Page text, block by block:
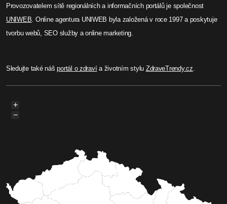
Provozovatelem sítě regionálních a informačních portálů je společnost
UNIWEB . Online agentura UNIWEB byla založená v roce 1997 a poskytuje
tvorbu webů, SEO služby a online marketing.
Sledujte také nášportál o zdravía životním stylu ZdraveTrendy.cz
+
−